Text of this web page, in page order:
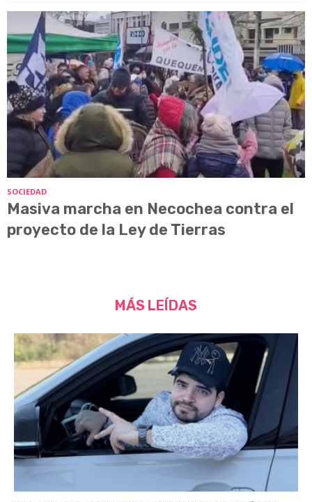
SOCIEDAD
Masiva marcha en Necochea contra el
proyecto de la Ley de Tierras
MÁS LEÍDAS